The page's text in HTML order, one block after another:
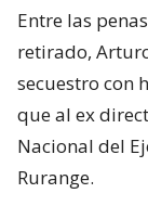
Entre las
retirado,
secuestro con
que al ex
Nacional del
Rurange.